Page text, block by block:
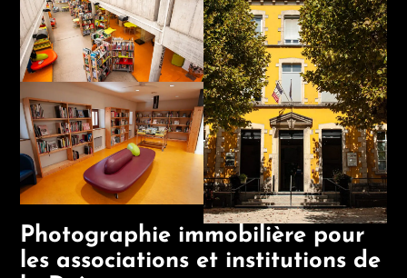
Photographie immobilière pour
les associations et institutions de